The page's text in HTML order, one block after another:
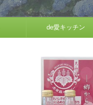
de愛キッチン